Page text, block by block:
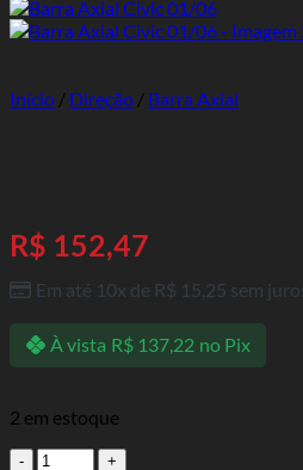
Início / Direção / Barra Axial
R$ 152,47
Em até 10x de R$ 15,25 sem
À vista R$137,22 no Pix
2 em estoque
Barra